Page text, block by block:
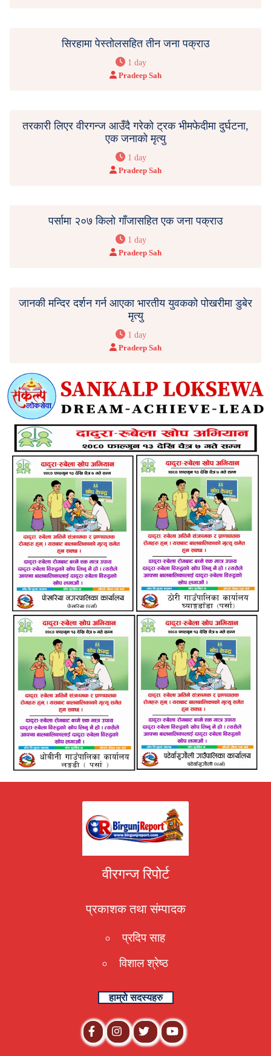
सिरहामा पेस्तोलसहित तीन जना पक्राउ
1 day
Pradeep Sah
तरकारी लिएर वीरगन्ज आउँदै गरेको ट्रक भीमफेदीमा दुर्घटना,
एक जनाको मृत्यु
1 day
Pradeep Sah
पर्सामा २०७ किलो गाँजासहित एक जना पक्राउ
1 day
Pradeep Sah
जानकी मन्दिर दर्शन गर्न आएका भारतीय युवकको पोखरीमा डुबेर
मृत्यु
1 day
Pradeep Sah
वीरगन्ज रिपोर्ट
प्रकाशक तथा संम्पादक
प्रदिप साह
विशाल श्रेष्ठ
हाम्रो सदस्यहरु